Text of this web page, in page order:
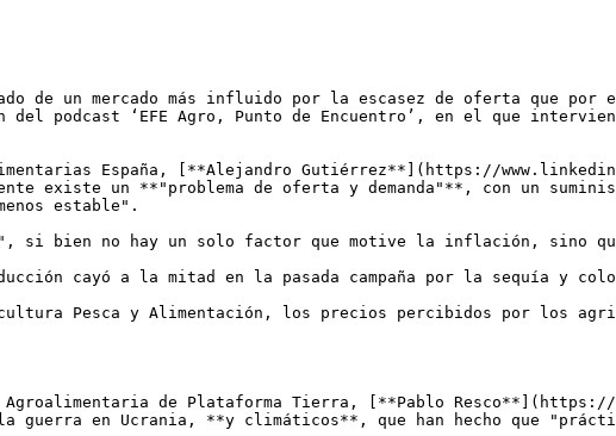
un mercado más influido por la escasez de oferta que por
podcast ‘EFE Agro, Punto de Encuentro’, en el que
España, [**Alejandro Gutiérrez**](https://
existe un **"problema de oferta y demanda"**, con un
estable".
si bien no hay un solo factor que motive la inflación, sino
cayó a la mitad en la pasada campaña por la sequía y
Pesca y Alimentación, los precios percibidos por los
Agroalimentaria de Plataforma Tierra, [**Pablo
guerra en Ucrania, **y climáticos**, que han hecho que